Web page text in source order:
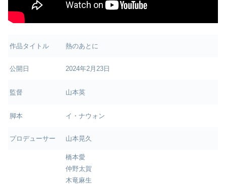
作品タイトル 熱のあとに
公開日 2024年2月23日
監督 山本英
脚本 イ・ナウォン
プロデューサー 山本晃久
橋本愛
仲野太賀
木竜麻生